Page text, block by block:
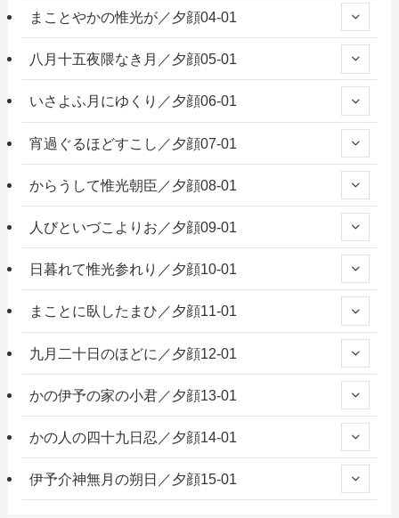
まことやかの惟光が／夕顔04-01
八月十五夜隈なき月／夕顔05-01
いさよふ月にゆくり／夕顔06-01
宵過ぐるほどすこし／夕顔07-01
からうして惟光朝臣／夕顔08-01
人びといづこよりお／夕顔09-01
日暮れて惟光参れり／夕顔10-01
まことに臥したまひ／夕顔11-01
九月二十日のほどに／夕顔12-01
かの伊予の家の小君／夕顔13-01
かの人の四十九日忍／夕顔14-01
伊予介神無月の朔日／夕顔15-01